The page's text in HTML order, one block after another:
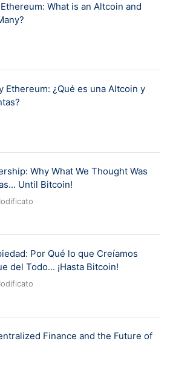
What is an Altcoin and
Ethereum: ¿Qué es una Altcoin y
Why What We Thought Was
Until Bitcoin!
Por Qué lo que Creíamos
del Todo... ¡Hasta Bitcoin!
Finance and the Future of